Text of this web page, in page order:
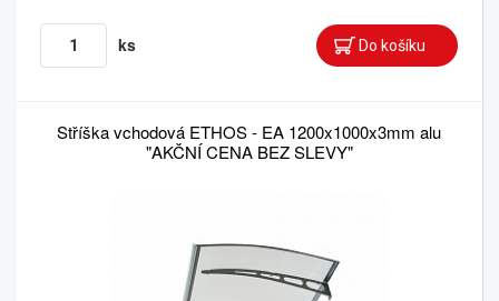
ks
Stříška vchodová ETHOS - EA 1200x1000x3mm alu
"AKČNÍ CENA BEZ SLEVY"